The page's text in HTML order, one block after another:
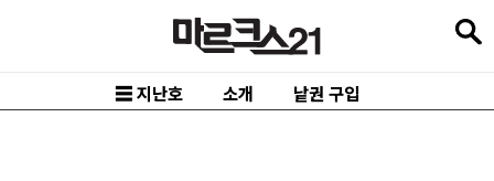
로
☰ 지난호 소개 낱권 구입